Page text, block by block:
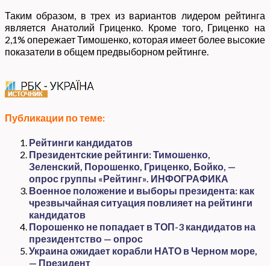
Таким образом, в трех из вариантов лидером рейтинга
является Анатолий Гриценко. Кроме того, Гриценко на
2,1% опережает Тимошенко, которая имеет более высокие
показатели в общем предвыборном рейтинге.
Публикации по теме:
Рейтинги кандидатов
Президентские рейтинги: Тимошенко,
Зеленский, Порошенко, Гриценко, Бойко, —
опрос группы «Рейтинг». ИНФОГРАФИКА
Военное положение и выборы президента: как
чрезвычайная ситуация повлияет на рейтинги
кандидатов
Порошенко не попадает в ТОП-3 кандидатов на
президентство — опрос
Украина ожидает корабли НАТО в Черном море,
— Президент